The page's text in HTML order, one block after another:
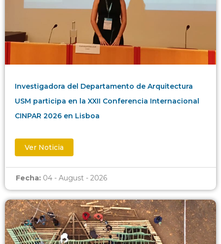
Investigadora del Departamento de Arquitectura
USM participa en la XXII Conferencia Internacional
CINPAR 2026 en Lisboa
Ver Noticia
Fecha: 04 - August - 2026